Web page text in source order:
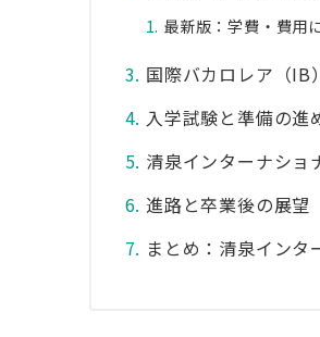
最新版：学費・費用
国際バカロレア（IB
入学試験と準備の進
清泉インターナシ
進路と卒業後の展望
まとめ：清泉イン